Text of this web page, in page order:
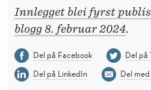
Innlegget blei fyrst
blogg 8. februar 2024.
Del på Facebook
Del på
Del på LinkedIn
Del